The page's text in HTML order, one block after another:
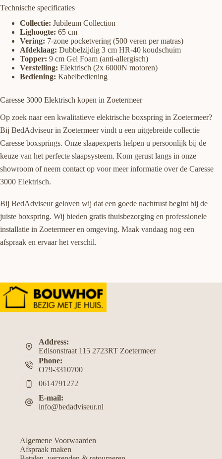
Technische specificaties
Collectie: Jubileum Collection
Lighoogte: 65 cm
Vering: 7-zone pocketvering (500 veren per matras)
Afdeklaag: Dubbelzijdig 3 cm HR-40 koudschuim
Topper: 9 cm Gel Foam (anti-allergisch)
Verstelling: Elektrisch (2x 6000N motoren)
Bediening: Kabelbediening
Caresse 3000 Elektrisch kopen in Zoetermeer
Op zoek naar een kwalitatieve elektrische boxspring in Zoetermeer?
Bij BedAdviseur in Zoetermeer vindt u een uitgebreide collectie
Caresse boxsprings. Onze slaapexperts helpen u persoonlijk bij de
keuze van het perfecte slaapsysteem. Kom gerust langs in onze
showroom of neem contact op voor meer informatie over de Caresse
3000 Elektrisch.
Bij BedAdviseur geloven wij dat een goede nachtrust begint bij de
juiste boxspring. Wij bieden gratis thuisbezorging en professionele
installatie in Zoetermeer en omgeving. Maak vandaag nog een
afspraak en ervaar het verschil.
Address:
Edisonstraat 115 2723RT Zoetermeer
Phone:
O79-3310700
0614791272
E-mail:
info@bedadviseur.nl
Algemene Voorwaarden
Afspraak maken